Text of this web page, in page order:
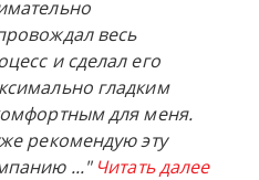
весь
и сделал его
гладким
для меня.
рекомендую эту
..." Читать далее